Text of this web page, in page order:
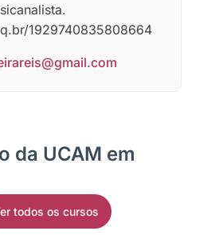
1929740835808664
da UCAM em
todos os cursos